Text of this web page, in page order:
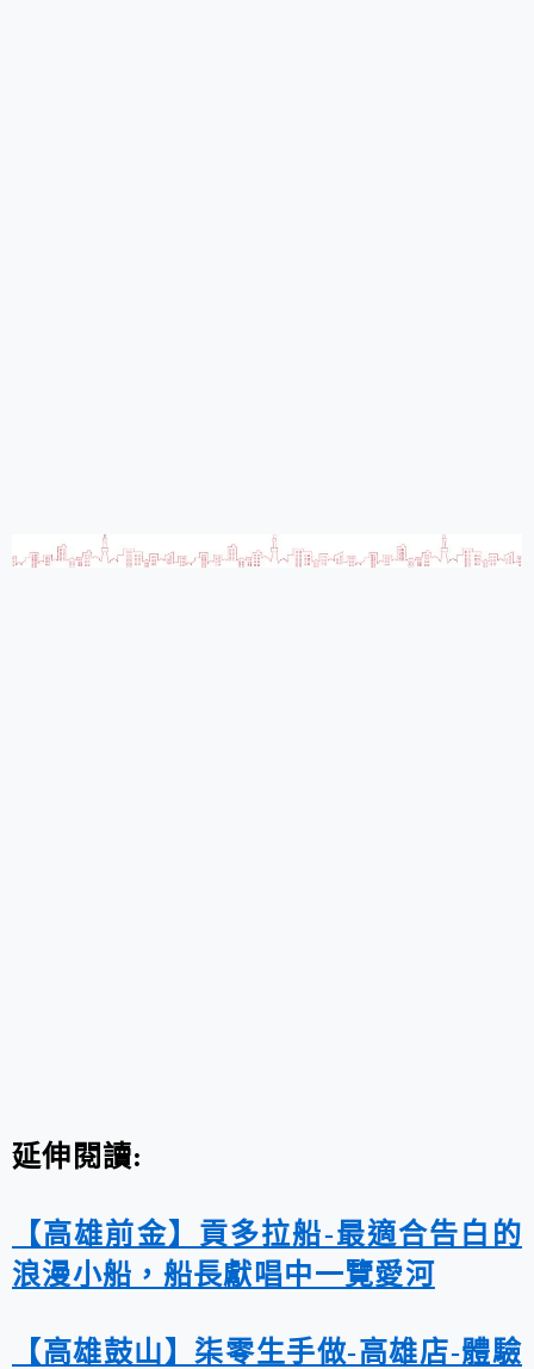
延伸閱讀:
【高雄前金】貢多拉船-最適合告白的
浪漫小船，船長獻唱中一覽愛河
【高雄鼓山】柒零生手做-高雄店-體驗